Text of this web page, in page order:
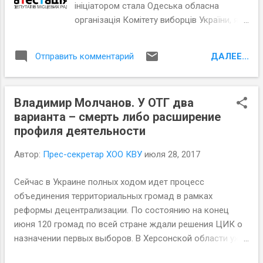
ініціатором стала Одеська обласна
організація Комітету виборців України, яка
депутатів.
Отправить комментарий ДАЛЕЕ...
Владимир Молчанов. У ОТГ два
варианта – смерть либо расширение
профиля деятельности
Автор: Прес-секретар ХОО КВУ июля 28, 2017
Сейчас в Украине полных ходом идет процесс
объединения территориальных громад в рамках
реформы децентрализации. По состоянию на конец
июня 120 громад по всей стране ждали решения ЦИК о
назначении первых выборов. В Херсонской области уже